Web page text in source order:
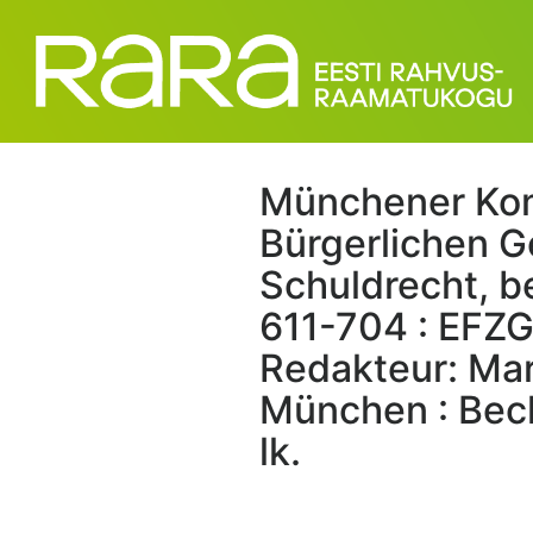
Münchener
Bürgerlichen
Schuldrecht,
611-704 :
Redakteur:
München :
lk.